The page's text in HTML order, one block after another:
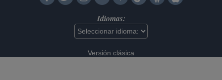
Idiomas:
Versión clásica